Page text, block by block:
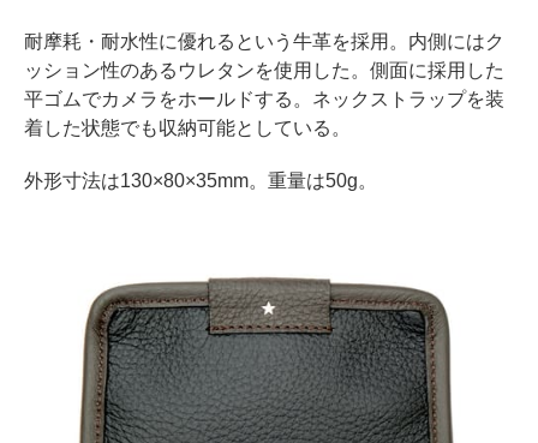
耐摩耗・耐水性に優れるという牛革を採用。内側にはク
ッション性のあるウレタンを使用した。側面に採用した
平ゴムでカメラをホールドする。ネックストラップを装
着した状態でも収納可能としている。
外形寸法は130×80×35mm。重量は50g。